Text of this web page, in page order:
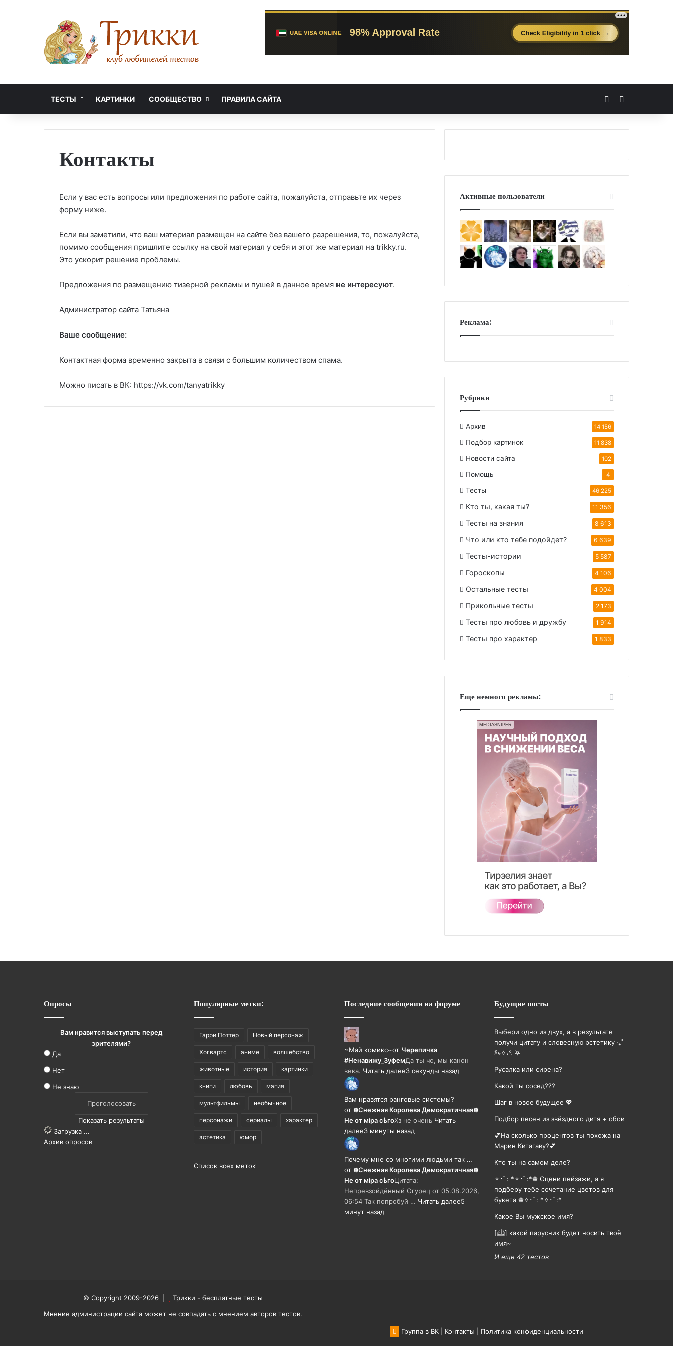
ТЕСТЫ КАРТИНКИ СООБЩЕСТВО ПРАВИЛА САЙТА Вход
Контакты
Если у вас есть вопросы или предложения по работе сайта, пожалуйста, отправьте их через
форму ниже.
Если вы заметили, что ваш материал размещен на сайте без вашего разрешения, то, пожалуйста,
помимо сообщения пришлите ссылку на свой материал у себя и этот же материал на trikky.ru.
Это ускорит решение проблемы.
Предложения по размещению тизерной рекламы и пушей в данное время не интересуют.
Администратор сайта Татьяна
Ваше сообщение:
Контактная форма временно закрыта в связи с большим количеством спама.
Можно писать в ВК: https://vk.com/tanyatrikky
Активные пользователи
Реклама:
Рубрики
Архив 14 156
Подбор картинок 11 838
Новости сайта 102
Помощь 4
Тесты 46 225
Кто ты, какая ты? 11 356
Тесты на знания 8 613
Что или кто тебе подойдет? 6 639
Тесты-истории 5 587
Гороскопы 4 106
Остальные тесты 4 004
Прикольные тесты 2 173
Тесты про любовь и дружбу 1 914
Тесты про характер 1 833
Еще немного рекламы:
MEDIASNIPER
Опросы
Вам нравится выступать перед
зрителями?
Да
Нет
Не знаю
Показать результаты
Загрузка ...
Архив опросов
Популярные метки:
Гарри Поттер Новый персонаж
Хогвартс аниме волшебство
животные история картинки
книги любовь магия
мультфильмы необычное
персонажи сериалы характер
эстетика юмор
Список всех меток
Последние сообщения на форуме
~Май комикс~от Черепичка
#Ненавижу_ЗуфемДа ты чо, мы канон
века. Читать далее3 секунды назад
Вам нравятся ранговые системы?
от ❄️Снежная Королева Демократичная❄️
Не от мiра сѣгоХз не очень Читать
далее3 минуты назад
Почему мне со многими людьми так …
от ❄️Снежная Королева Демократичная❄️
Не от мiра сѣгоЦитата:
Непревзойдëнный Огурец от 05.08.2026,
06:54 Так попробуй … Читать далее5
минут назад
Будущие посты
Выбери одно из двух, а в результате
получи цитату и словесную эстетику ‧₊˚
🦢✧˖°. ࣪𖤐
Русалка или сирена?
Какой ты сосед???
Шаг в новое будущее 💖
Подбор песен из звёздного дитя + обои
💕На сколько процентов ты похожа на
Марин Китагаву?💕
Кто ты на самом деле?
✧･ﾟ: *✧･ﾟ:*❁ Оцени пейзажи, а я
подберу тебе сочетание цветов для
букета ❁✧･ﾟ: *✧･ﾟ:*
Какое Вы мужское имя?
[𓊝] какой парусник будет носить твоë
имя~
И еще 42 тестов
© Copyright 2009-2026 |
Трикки - бесплатные тесты
Мнение администрации сайта может не совпадать с мнением авторов тестов.
Группа в ВК Контакты Политика конфиденциальности